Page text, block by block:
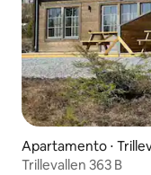
Apartamento ⋅
Trillevallen 363 B